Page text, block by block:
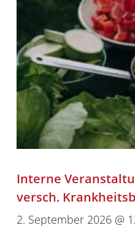
Interne
versch.
2. September 2026 @